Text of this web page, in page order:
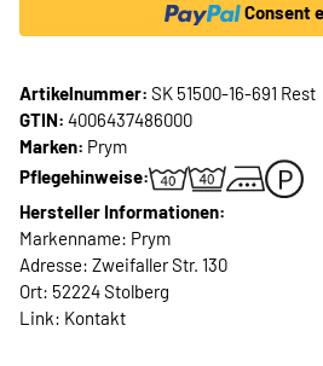
Consent
Artikelnummer: SK 51500-16-691 Rest
GTIN: 4006437486000
Marken: Prym
Pflegehinweise:
Hersteller Informationen:
Markenname: Prym
Adresse: Zweifaller Str. 130
Ort: 52224 Stolberg
Link: Kontakt